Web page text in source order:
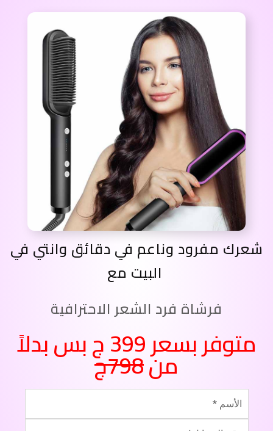
شعرك مفرود وناعم في دقائق وانتي في
فرشاة فرد الشعر الاحترافية
متوفر بسعر 399 ج بس بدلاً
من798ج